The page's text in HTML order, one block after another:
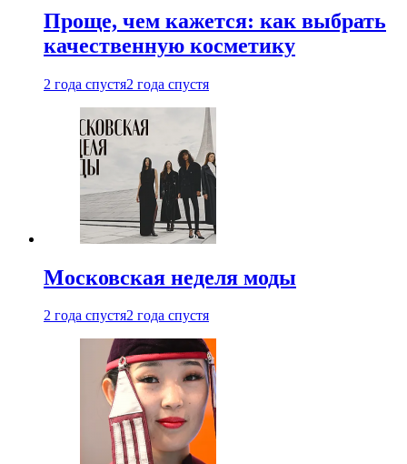
Проще, чем кажется: как выбрать
качественную косметику
2 года спустя2 года спустя
Московская неделя моды
2 года спустя2 года спустя